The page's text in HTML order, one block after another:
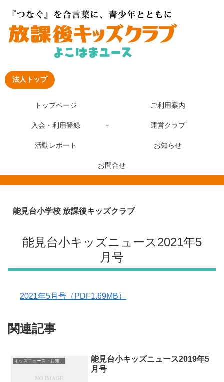
法人トップ
トップページ ご利用案内
入会・利用登録 運営クラブ
活動レポート お知らせ
お問合せ
能見台小学校 放課後キッズクラブ
能見台小キッズニュース2021年5
月号
2021年5月号（PDF1.69MB）
関連記事
キッズニュース・お知らせ
能見台小キッズニュース2019年5
月号